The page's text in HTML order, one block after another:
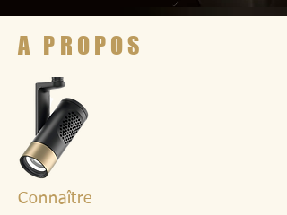
A PROPOS
Connaître